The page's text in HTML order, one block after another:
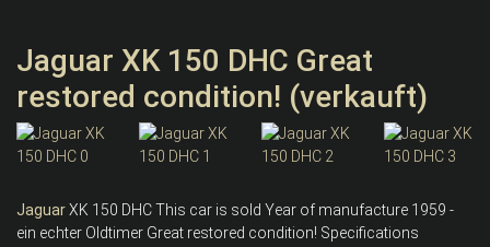
Jaguar XK 150 DHC Great
restored condition! (verkauft)
JaguarXK 150 DHC This car is sold Year of manufacture 1959 -
ein echter Oldtimer Great restored condition! Specifications